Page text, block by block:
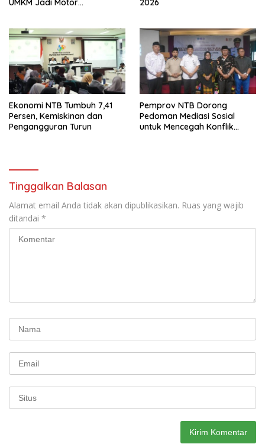
UMKM Jadi Motor
2026
Ekonomi NTB Tumbuh 7,41
Persen, Kemiskinan dan
Pengangguran Turun
Pemprov NTB Dorong
Pedoman Mediasi Sosial
untuk Mencegah Konflik
Tinggalkan Balasan
Alamat email Anda tidak akan dipublikasikan. Ruas yang wajib
ditandai *